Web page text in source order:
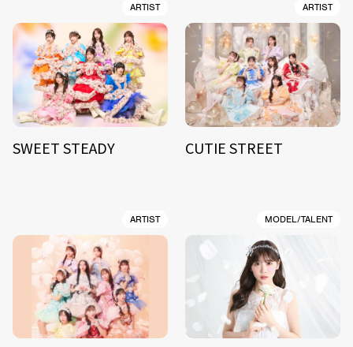
ARTIST
SWEET STEADY
ARTIST
CUTIE STREET
ARTIST MODEL/TALENT